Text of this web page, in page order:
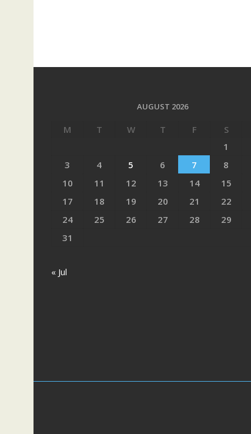
AUGUST 2026
M T W T F S
1
3
4 5 6 7 8
10
11 12 13 14 15
17
18 19 20 21 22
24
25 26 27 28 29
31
« Jul